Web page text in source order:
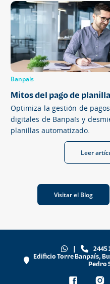
Banpaís
Mitos del pago de
Optimiza la gestión de
digitales de Banpaís y
planillas automatizado.
Leer
Visitar el Blog
2445
Edificio Torre Banpaís,
Pedro